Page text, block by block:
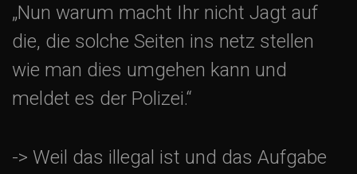
„Nun warum macht Ihr nicht Jagt auf
die, die solche Seiten ins netz stellen
wie man dies umgehen kann und
meldet es der Polizei.“
-> Weil das illegal ist und das Aufgabe